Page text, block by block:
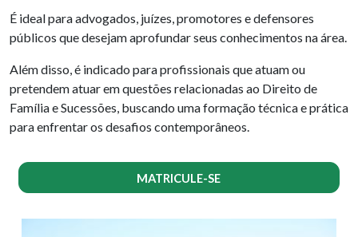
É ideal para advogados, juízes, promotores e defensores
públicos que desejam aprofundar seus conhecimentos na área.
Além disso, é indicado para profissionais que atuam ou
pretendem atuar em questões relacionadas ao Direito de
Família e Sucessões, buscando uma formação técnica e prática
para enfrentar os desafios contemporâneos.
MATRICULE-SE